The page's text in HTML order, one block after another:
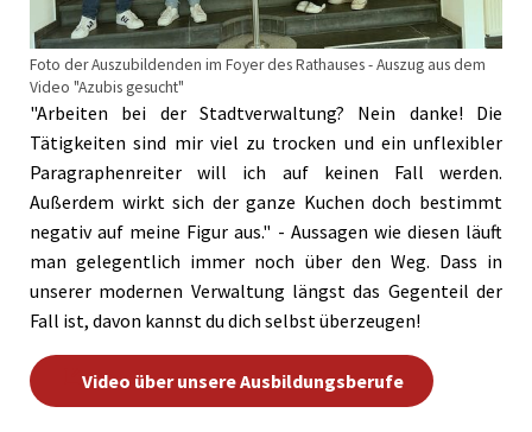
Foto der Auszubildenden im Foyer des Rathauses - Auszug aus dem
Video "Azubis gesucht"
"Arbeiten bei der Stadtverwaltung? Nein danke! Die
Tätigkeiten sind mir viel zu trocken und ein unflexibler
Paragraphenreiter will ich auf keinen Fall werden.
Außerdem wirkt sich der ganze Kuchen doch bestimmt
negativ auf meine Figur aus." - Aussagen wie diesen läuft
man gelegentlich immer noch über den Weg. Dass in
unserer modernen Verwaltung längst das Gegenteil der
Fall ist, davon kannst du dich selbst überzeugen!
Video über unsere Ausbildungsberufe